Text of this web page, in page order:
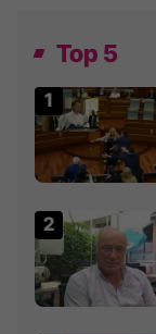
Top 5